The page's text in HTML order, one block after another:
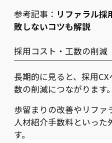
参考記事： リファラル採
敗しないコツも解説
採用コスト・工数の削減
長期的に見ると、採用
数の削減につながります。
歩留まりの改善やリフ
人材紹介手数料といっ
す。